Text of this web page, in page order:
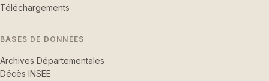
Téléchargements
BASES DE DONNÉES
Archives Départementales
Décès INSEE